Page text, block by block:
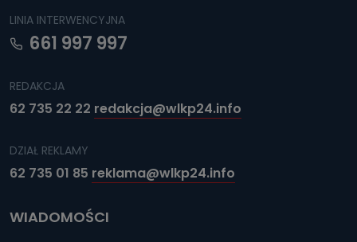
LINIA INTERWENCYJNA
661 997 997
REDAKCJA
62 735 22 22 redakcja@wlkp24.info
DZIAŁ REKLAMY
62 735 01 85 reklama@wlkp24.info
WIADOMOŚCI